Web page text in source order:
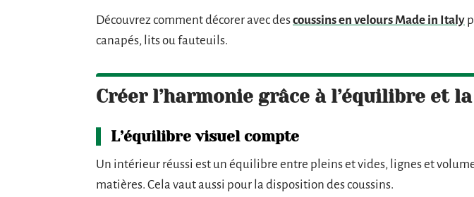
Découvrez comment décorer avec descoussins en velours Made in Italy
canapés, lits ou fauteuils.
Créer l’harmonie grâce à l’équilibre et
L’équilibre visuel compte
Un intérieur réussi est un équilibre entre pleins et vides, lignes et
matières. Cela vaut aussi pour la disposition des coussins.